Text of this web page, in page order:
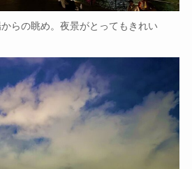
らの眺め。夜景がとってもきれい